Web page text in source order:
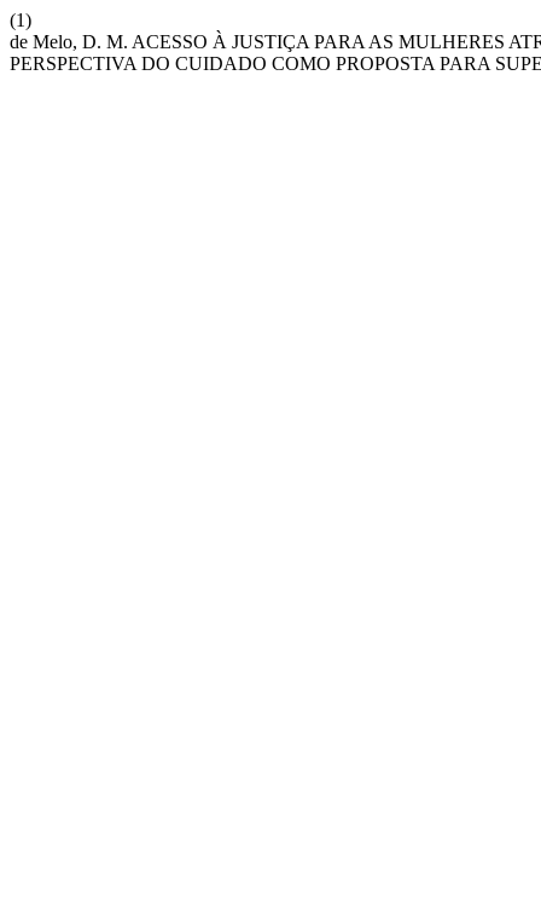
(1)
de Melo, D. M. ACESSO À JUSTIÇA PARA AS MULHERES
PERSPECTIVA DO CUIDADO COMO PROPOSTA PARA